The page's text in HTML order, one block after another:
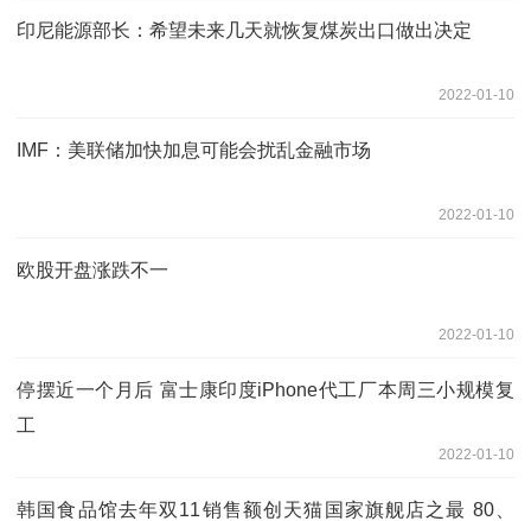
印尼能源部长：希望未来几天就恢复煤炭出口做出决定
2022-01-10
IMF：美联储加快加息可能会扰乱金融市场
2022-01-10
欧股开盘涨跌不一
2022-01-10
停摆近一个月后 富士康印度iPhone代工厂本周三小规模复
工
2022-01-10
韩国食品馆去年双11销售额创天猫国家旗舰店之最 80、